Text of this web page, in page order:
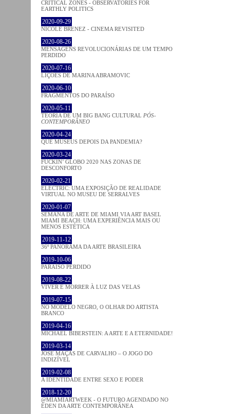
CRITICAL ZONES - OBSERVATORIES FOR
EARTHLY POLITICS
2020-09-29
NICOLE BRENEZ - CINEMA REVISITED
2020-08-26
MENSAGENS REVOLUCIONÁRIAS DE UM TEMPO
PERDIDO
2020-07-16
LIÇÕES DE MARINA ABRAMOVIC
2020-06-10
FRAGMENTOS DO PARAÍSO
2020-05-11
TEORIA DE UM BIG BANG CULTURAL PÓS-
CONTEMPORÂNEO
2020-04-24
QUE MUSEUS DEPOIS DA PANDEMIA?
2020-03-24
FUCKIN’ GLOBO 2020 NAS ZONAS DE
DESCONFORTO
2020-02-21
ELECTRIC: UMA EXPOSIÇÃO DE REALIDADE
VIRTUAL NO MUSEU DE SERRALVES
2020-01-07
SEMANA DE ARTE DE MIAMI VIA ART BASEL
MIAMI BEACH: UMA EXPERIÊNCIA MAIS OU
MENOS ESTÉTICA
2019-11-12
36º PANORAMA DA ARTE BRASILEIRA
2019-10-06
PARAÍSO PERDIDO
2019-08-22
VIVER E MORRER À LUZ DAS VELAS
2019-07-15
NO MODELO NEGRO, O OLHAR DO ARTISTA
BRANCO
2019-04-16
MICHAEL BIBERSTEIN: A ARTE E A ETERNIDADE!
2019-03-14
JOSÉ MAÇÃS DE CARVALHO – O JOGO DO
INDIZÍVEL
2019-02-08
A IDENTIDADE ENTRE SEXO E PODER
2018-12-20
@MIAMIARTWEEK - O FUTURO AGENDADO NO
ÉDEN DA ARTE CONTEMPORÂNEA